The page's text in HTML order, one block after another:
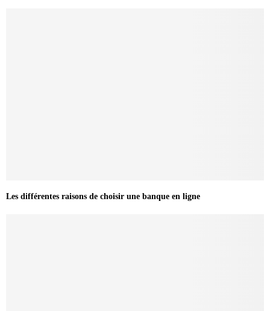
Les différentes raisons de choisir une banque en ligne